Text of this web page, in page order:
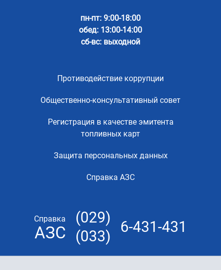
пн-пт: 9:00-18:00
обед: 13:00-14:00
сб-вс: выходной
Противодействие коррупции
Общественно-консультативный совет
Регистрация в качестве эмитента
топливных карт
Защита персональных данных
Справка АЗС
Справка
АЗС
(029)
(033)
6-431-431